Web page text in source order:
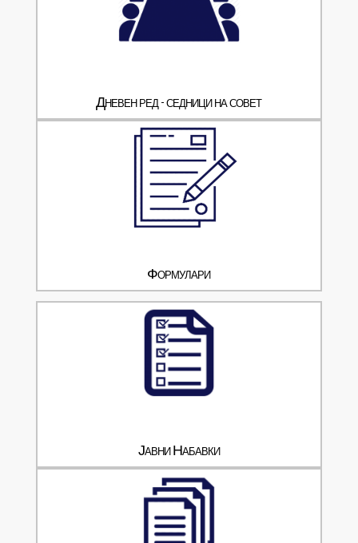
Дневен ред - седници на совет
Формулари
Јавни Набавки